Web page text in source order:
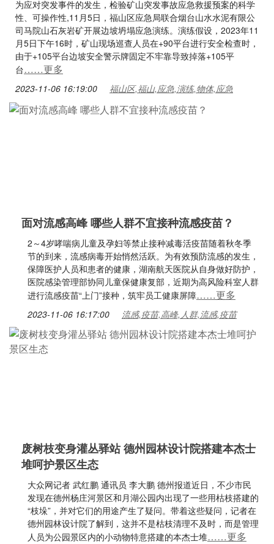
为应对突发事件的发生，检验矿山突发事故应急救援预案的科学
性、可操作性,11月5日，福山区应急局联合烟台山水水泥有限公
司马院山石灰岩矿开展边坡坍塌应急演练。演练假设，2023年11
月5日下午16时，矿山现场巡查人员在+90平台进行安全检查时，
由于+105平台边坡安全警示牌固定不牢靠导致掉落+105平
台……更多
2023-11-06 16:19:00 福山区,福山,应急,演练,物体,应急
面对流感高峰 哪些人群不宜接种流感疫苗？
2～4岁哮喘病儿童及孕妇等禁止接种减毒活疫苗随着秋冬季
节的到来，流感病毒开始悄然活跃。为有效预防流感的发生，
保障医护人员和患者的健康，湖南航天医院从自身做好防护，
医院感染管理部协同儿童保健康复部，近期为高风险科室人群
进行流感疫苗“上门”接种，筑牢员工健康屏障……更多
2023-11-06 16:17:00 流感,疫苗,高峰,人群,流感,疫苗
废树枝变身灌丛驿站 德州园林设计院搭建本杰士
堆呵护景区生态
大众网记者 武红鹏 通讯员 李大鹏 德州报道近日，不少市民
发现在德州杨庄河景区和月湖公园内出现了一些用枯枝搭建的
“枝垛”，并对它们的用途产生了疑问。带着这些疑问，记者在
德州园林设计院了解到，这并不是枯枝清理不及时，而是管理
人员为公园景区内的小动物特意搭建的本杰士堆……更多